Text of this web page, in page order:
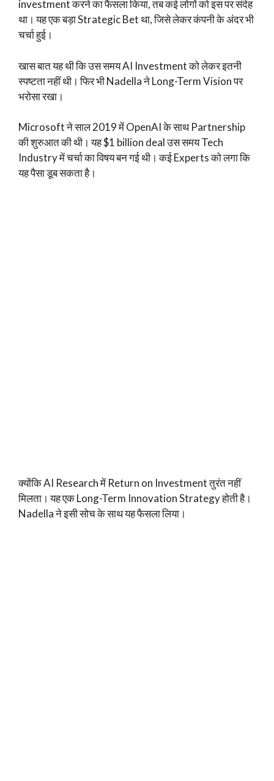
investment करने का फैसला किया, तब कई लोगों को इस पर संदेह
था। यह एक बड़ा Strategic Bet था, जिसे लेकर कंपनी के अंदर भी
चर्चा हुई।
खास बात यह थी कि उस समय AI Investment को लेकर इतनी
स्पष्टता नहीं थी। फिर भी Nadella ने Long-Term Vision पर
भरोसा रखा।
Microsoft ने साल 2019 में OpenAI के साथ Partnership
की शुरुआत की थी। यह $1 billion deal उस समय Tech
Industry में चर्चा का विषय बन गई थी। कई Experts को लगा कि
यह पैसा डूब सकता है।
क्योंकि AI Research में Return on Investment तुरंत नहीं
मिलता। यह एक Long-Term Innovation Strategy होती है।
Nadella ने इसी सोच के साथ यह फैसला लिया।